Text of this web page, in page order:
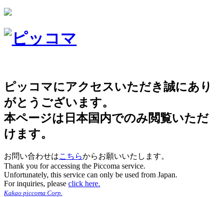
ピッコマにアクセスいただき誠にあり
がとうございます。
本ページは日本国内でのみ閲覧いただ
けます。
お問い合わせはこちらからお願いいたします。
Thank you for accessing the Piccoma service.
Unfortunately, this service can only be used from Japan.
For inquiries, please click here.
Kakao piccoma Corp.